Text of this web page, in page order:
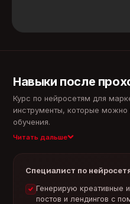
Навыки после
Курс по нейросетям для
инструменты, которые можно
обучения.
Читать дальше
Специалист по
Генерирую креативные
постов и лендингов с
Попробовать
подходит ли
данный курс?